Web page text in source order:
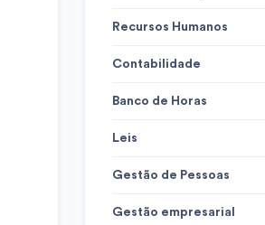
Recursos Humanos
Contabilidade
Banco de Horas
Leis
Gestão de Pessoas
Gestão empresarial